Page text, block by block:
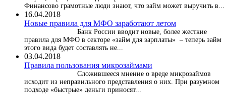
Финансово грамотные люди знают, что займ может выручить в...
16.04.2018
Новые правила для МФО заработают летом
Банк России вводит новые, более жесткие
правила для МФО в секторе «займ для зарплаты» – теперь займ
этого вида будет составлять не...
03.04.2018
​Правила пользования микрозаймами
Сложившееся мнение о вреде микрозаймов
исходит из неправильного представления о них. При разумном
подходе «быстрые» деньги приносят...